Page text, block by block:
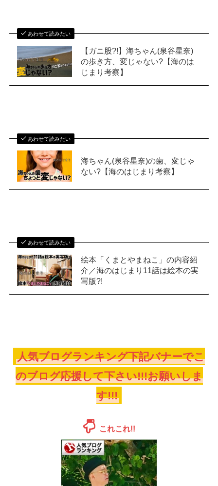
あわせて読みたい
【ガニ股?!】海ちゃん(泉谷星奈)
の歩き方、変じゃない?【海のは
じまり考察】
あわせて読みたい
海ちゃん(泉谷星奈)の歯、変じゃ
ない?【海のはじまり考察】
あわせて読みたい
絵本「くまとやまねこ」の内容紹
介／海のはじまり11話は絵本の実
写版?!
人気ブログランキング下記バナーでこ
のブログ応援して下さい!!!お願いしま
す!!!
これこれ!!